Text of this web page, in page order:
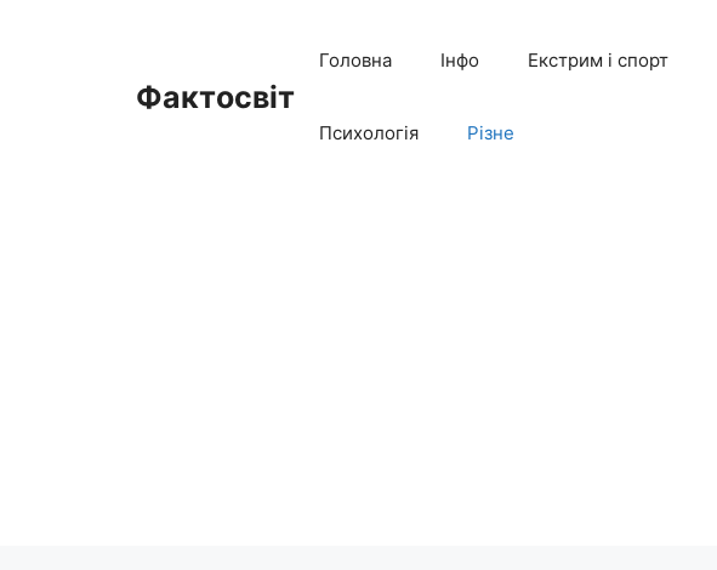
Фактосвіт
Головна Інфо Екстрим і спорт
Психологія Різне